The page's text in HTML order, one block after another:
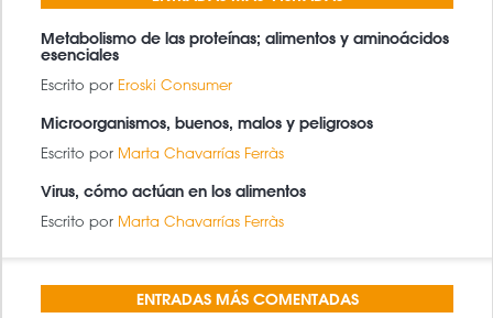
Metabolismo de las proteínas; alimentos y aminoácidos
esenciales
Escrito por Eroski Consumer
Microorganismos, buenos, malos y peligrosos
Escrito por Marta Chavarrías Ferràs
Virus, cómo actúan en los alimentos
Escrito por Marta Chavarrías Ferràs
ENTRADAS MÁS COMENTADAS